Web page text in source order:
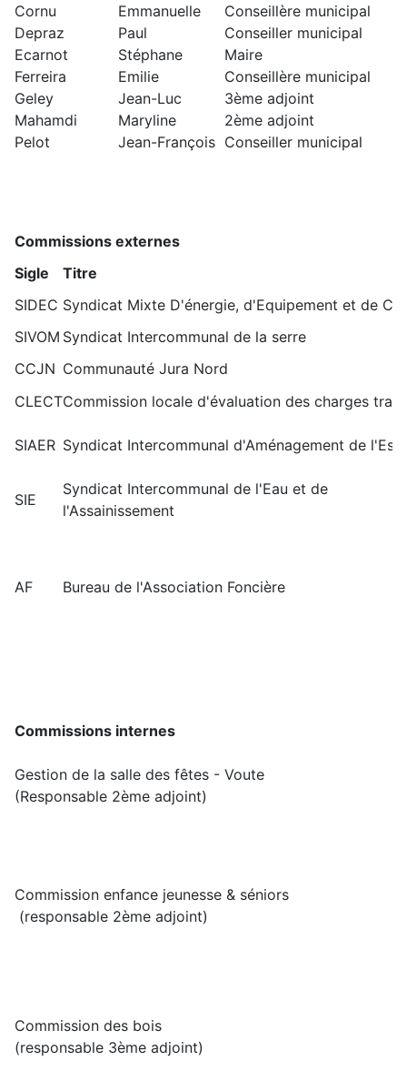
Cornu
Emmanuelle
Conseillère municipal
Depraz
Paul
Conseiller municipal
Ecarnot
Stéphane
Maire
Ferreira
Emilie
Conseillère municipal
Geley
Jean-Luc
3ème adjoint
Mahamdi
Maryline
2ème adjoint
Pelot
Jean-François Conseiller municipal
Commissions externes
Sigle
Titre
SIDEC Syndicat Mixte D'énergie, d'Equipement et de
SIVOM Syndicat Intercommunal de la serre
CCJN Communauté Jura Nord
CLECTCommission locale d'évaluation des charges
SIAER Syndicat Intercommunal d'Aménagement de
SIE
Syndicat Intercommunal de l'Eau et de
l'Assainissement
AF Bureau de l'Association Foncière
Commissions internes
Gestion de la salle des fêtes - Voute
(Responsable 2ème adjoint)
Commission enfance jeunesse & séniors
(responsable 2ème adjoint)
Commission des bois
(responsable 3ème adjoint)